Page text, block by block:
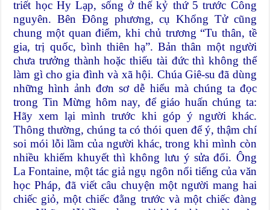
triết học Hy Lạp, sống ở thế kỷ thứ 5 trước Công
nguyên. Bên Đông phương, cụ Khổng Tử cũng
chung một quan điểm, khi chủ trương “Tu thân, tề
gia, trị quốc, bình thiên hạ”. Bản thân một người
chưa trưởng thành hoặc thiếu tài đức thì không thể
làm gì cho gia đình và xã hội. Chúa Giê-su đã dùng
những hình ảnh đơn sơ dễ hiểu mà chúng ta đọc
trong Tin Mừng hôm nay, để giáo huấn chúng ta:
Hãy xem lại mình trước khi góp ý người khác.
Thông thường, chúng ta có thói quen để ý, thậm chí
soi mói lỗi lầm của người khác, trong khi mình còn
nhiều khiếm khuyết thì không lưu ý sửa đổi. Ông
La Fontaine, một tác giả ngụ ngôn nổi tiếng của văn
học Pháp, đã viết câu chuyện một người mang hai
chiếc giỏ, một chiếc đằng trước và một chiếc đàng